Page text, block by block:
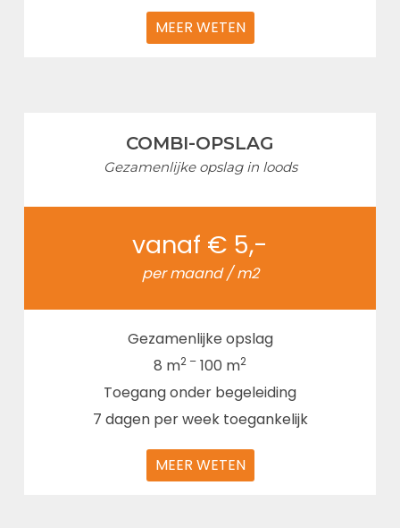
MEER WETEN
COMBI-OPSLAG
Gezamenlijke opslag in loods
vanaf € 5,-
per maand / m2
Gezamenlijke opslag
8 m2 – 100 m2
Toegang onder begeleiding
7 dagen per week toegankelijk
MEER WETEN